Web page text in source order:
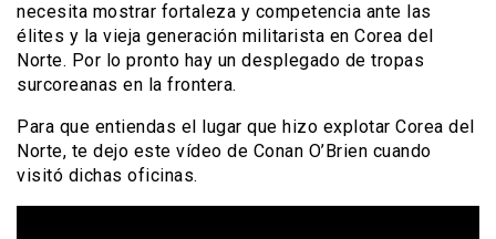
necesita mostrar fortaleza y competencia ante las
élites y la vieja generación militarista en Corea del
Norte. Por lo pronto hay un desplegado de tropas
surcoreanas en la frontera.
Para que entiendas el lugar que hizo explotar Corea del
Norte, te dejo este vídeo de Conan O’Brien cuando
visitó dichas oficinas.